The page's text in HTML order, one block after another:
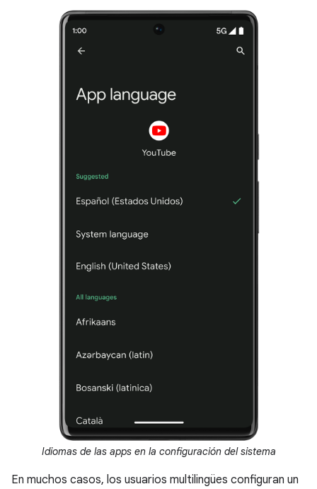
Idiomas de las apps en la configuración del sistema
En muchos casos, los usuarios multilingües configuran un